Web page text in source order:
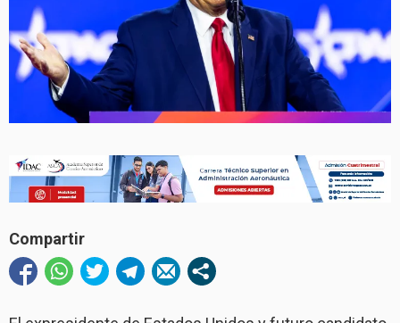
Compartir